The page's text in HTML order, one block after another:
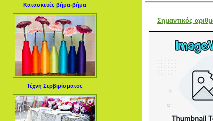
Κατασκευές βήμα-βήμα
Τέχνη Σερβιρίσματος
Σημαντικός